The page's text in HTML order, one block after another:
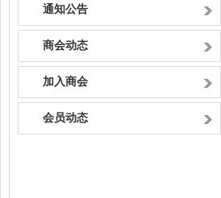
通知公告
商会动态
加入商会
会员动态